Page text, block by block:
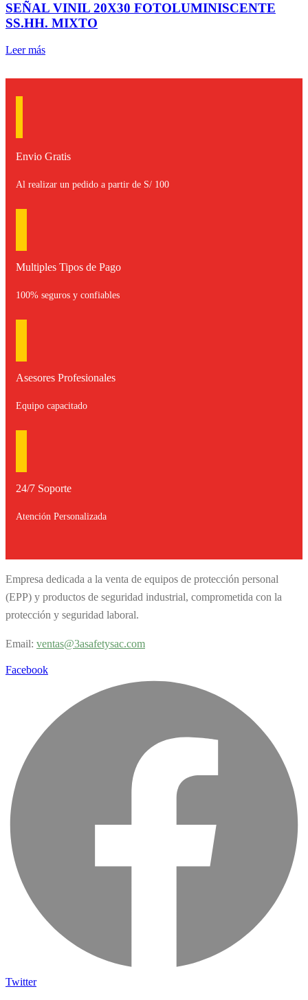
SEÑAL VINIL 20X30 FOTOLUMINISCENTE
SS.HH. MIXTO
Leer más
Envio Gratis
Al realizar un pedido a partir de S/ 100
Multiples Tipos de Pago
100% seguros y confiables
Asesores Profesionales
Equipo capacitado
24/7 Soporte
Atención Personalizada
Empresa dedicada a la venta de equipos de protección personal
(EPP) y productos de seguridad industrial, comprometida con la
protección y seguridad laboral.
Email: ventas@3asafetysac.com
Facebook
Twitter